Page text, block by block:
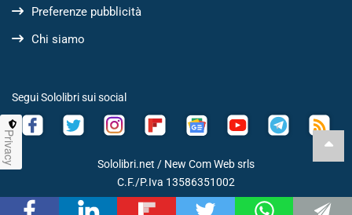
Preferenze pubblicità
Chi siamo
Segui Sololibri sui social
Sololibri.net / New Com Web srls
C.F./P.Iva 13586351002
Privacy